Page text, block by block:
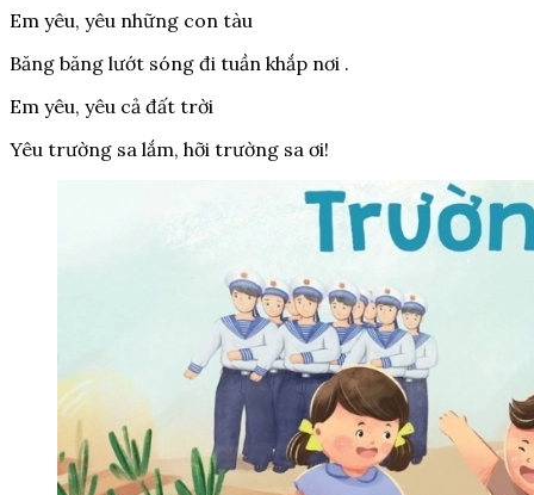
Em yêu, yêu những con tàu
Băng băng lướt sóng đi tuần khắp nơi .
Em yêu, yêu cả đất trời
Yêu trường sa lắm, hỡi trường sa ơi!